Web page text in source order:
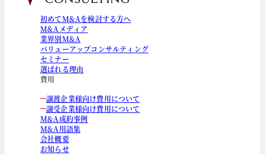
初めてM&Aを検討する方へ
M&Aメディア
業界別M&A
バリューアップコンサルティング
セミナー
選ばれる理由
費用
譲渡企業様向け費用について
譲受企業様向け費用について
M&A成約事例
M&A用語集
会社概要
お知らせ